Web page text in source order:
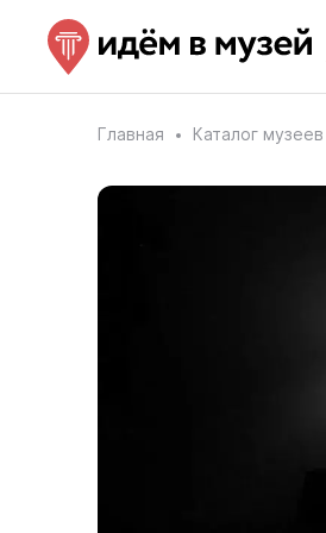
Главная Каталог музеев